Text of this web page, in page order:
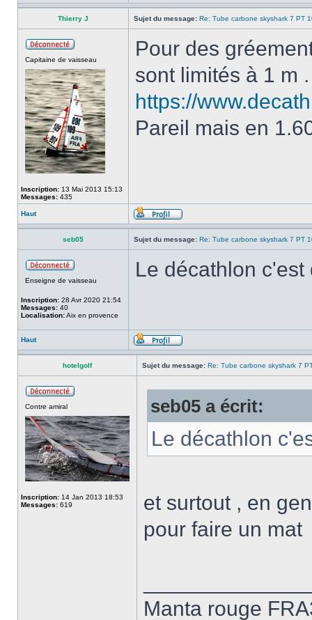
Thierry J Sujet du message: Re: Tube carbone skyshark 7 PT
Capitaine de vaisseau
Inscription: 13 Mai 2013 15:13
Messages: 435
Pour des
sont limités à 1 m
https://
Pareil mais en
Haut
seb05 Sujet du message: Re: Tube carbone skyshark 7 PT
Enseigne de vaisseau
Inscription: 28 Avr 2020 21:54
Messages: 40
Localisation:Aix en provence
Le décathlon
Haut
hotelgolf Sujet du message: Re: Tube carbone skyshark 7
Contre amiral
Inscription: 14 Jan 2013 18:53
Messages: 619
seb05 a écrit:
Le décathlon
et surtout , en
pour faire un mat
Manta rouge